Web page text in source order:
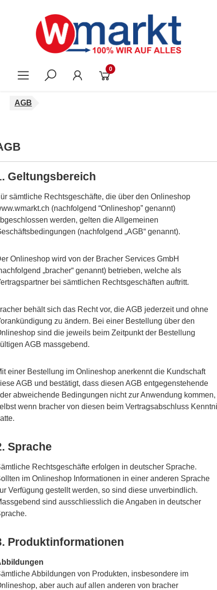
0
AGB
Geltungsbereich
sämtliche Rechtsgeschäfte, die über den Onlineshop
(nachfolgend “Onlineshop” genannt)
werden, gelten die Allgemeinen
(nachfolgend „AGB“ genannt).
Onlineshop wird von der Bracher Services GmbH
„bracher“ genannt) betrieben, welche als
bei sämtlichen Rechtsgeschäften auftritt.
behält sich das Recht vor, die AGB jederzeit und ohne
zu ändern. Bei einer Bestellung über den
sind die jeweils beim Zeitpunkt der Bestellung
AGB massgebend.
einer Bestellung im Onlineshop anerkennt die Kundschaft
AGB und bestätigt, dass diesen AGB entgegenstehende
abweichende Bedingungen nicht zur Anwendung kommen,
wenn bracher von diesen beim Vertragsabschluss
Sprache
Rechtsgeschäfte erfolgen in deutscher Sprache.
im Onlineshop Informationen in einer anderen Sprache
Verfügung gestellt werden, so sind diese unverbindlich.
sind ausschliesslich die Angaben in deutscher
Produktinformationen
Abbildungen von Produkten, insbesondere im
aber auch auf allen anderen von bracher